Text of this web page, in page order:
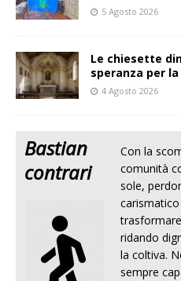
5 Agosto 2026
Le chiesette
speranza per
4 Agosto 2026
Bastian
contrari
Con la
comunità
sole,
ridando
la coltiva.
sempre